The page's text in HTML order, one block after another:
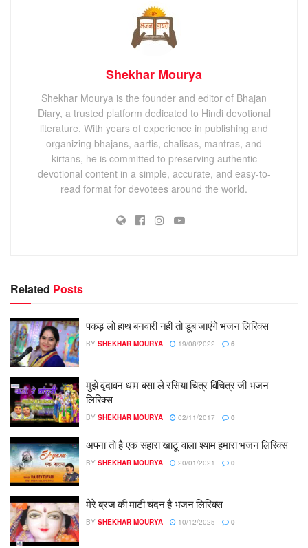
Shekhar Mourya
Shekhar Mourya is the founder and editor of Bhajan
Diary, a trusted platform dedicated to Hindi devotional
literature. With years of experience in publishing and
organizing bhajans, aartis, chalisas, mantras, and
kirtans, he is committed to preserving authentic
devotional content in a simple, accurate, and easy-to-
read format for devotees around the world.
Related Posts
पकड़ लो हाथ बनवारी नहीं तो डूब जाएंगे भजन लिरिक्स
BY SHEKHAR MOURYA 19/08/2022 6
मुझे वृंदावन धाम बसा ले रसिया चित्र विचित्र जी भजन
लिरिक्स
BY SHEKHAR MOURYA 02/11/2017 0
अपना तो है एक सहारा खाटू वाला श्याम हमारा भजन लिरिक्स
BY SHEKHAR MOURYA 20/01/2021 0
मेरे ब्रज की माटी चंदन है भजन लिरिक्स
BY SHEKHAR MOURYA 10/12/2025 0